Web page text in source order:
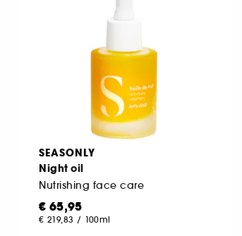
αφυπνίσει τη λάμψη του μέσα σε λίγα λεπτά.
SEASONLY
Night oil
Nutrishing face care
€ 65,95
€ 219,83 / 100ml